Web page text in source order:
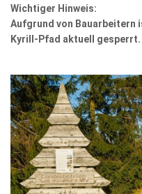
Wichtiger Hinweis:
Aufgrund von Bauarbeitern
Kyrill-Pfad aktuell gesperrt.